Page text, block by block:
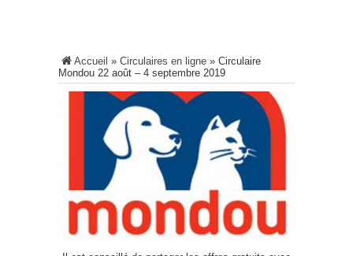
Accueil » Circulaires en ligne » Circulaire
Mondou 22 août – 4 septembre 2019